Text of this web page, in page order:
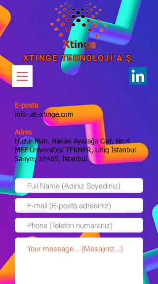
XTINGE TEKNOLOJİ A.Ş.
E-posta
info-.at.-xtinge.com
Adres
Huzur Mah. Maslak Ayazağa Cad. No:4
MEF Üniversitesi TEKMER, Uniq İstanbul
Sarıyer, 34485, İstanbul